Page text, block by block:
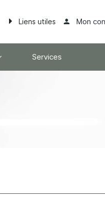
Liens utiles Mon
Services